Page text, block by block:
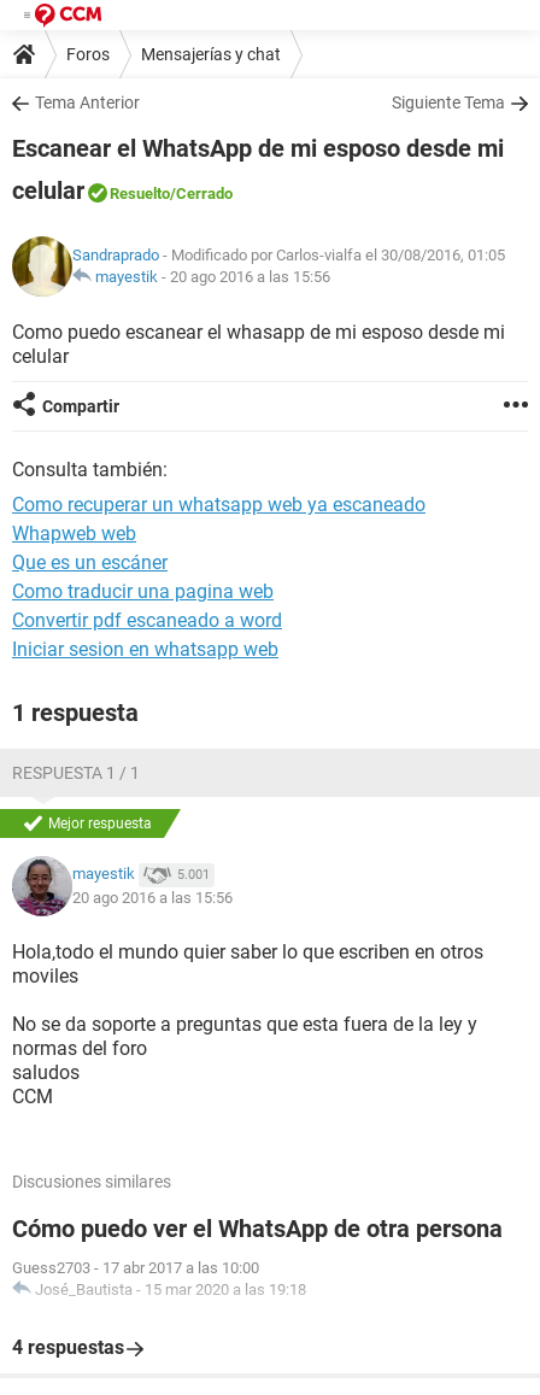
Foros Mensajerías y chat
Tema Anterior Siguiente Tema
Escanear el WhatsApp de mi esposo desde mi
celular
Resuelto/Cerrado
Sandraprado - Modificado por Carlos-vialfa el 30/08/2016, 01:05
mayestik - 20 ago 2016 a las 15:56
Como puedo escanear el whasapp de mi esposo desde mi
celular
Compartir
Consulta también:
Como recuperar un whatsapp web ya escaneado
Whapweb web
Que es un escáner
Como traducir una pagina web
Convertir pdf escaneado a word
Iniciar sesion en whatsapp web
1 respuesta
RESPUESTA 1 / 1
Mejor respuesta
mayestik 5.001
20 ago 2016 a las 15:56
Hola,todo el mundo quier saber lo que escriben en otros
moviles
No se da soporte a preguntas que esta fuera de la ley y
normas del foro
saludos
CCM
Discusiones similares
Cómo puedo ver el WhatsApp de otra persona
Guess2703 - 17 abr 2017 a las 10:00
José_Bautista - 15 mar 2020 a las 19:18
4 respuestas